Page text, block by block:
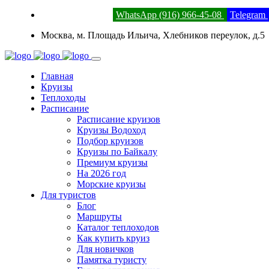
WhatsApp (916) 966-45-08 Telegram
Москва, м. Площадь Ильича, Хлебников переулок, д.5
Главная
Круизы
Теплоходы
Расписание
Расписание круизов
Круизы Водоход
Подбор круизов
Круизы по Байкалу
Премиум круизы
На 2026 год
Морские круизы
Для туристов
Блог
Маршруты
Каталог теплоходов
Как купить круиз
Для новичков
Памятка туристу